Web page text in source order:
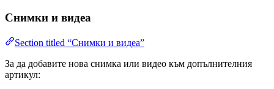
Снимки и видеа
Section titled “Снимки и видеа”
За да добавите нова снимка или видео към допълнителния
артикул: